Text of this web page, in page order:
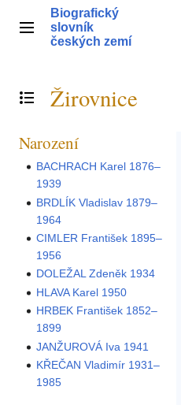
obsahHlavní menu
Biografický
slovník
českých zemí
Přepnout obsah
Žirovnice
Narození
BACHRACH Karel 1876–
1939
BRDLÍK Vladislav 1879–
1964
CIMLER František 1895–
1956
DOLEŽAL Zdeněk 1934
HLAVA Karel 1950
HRBEK František 1852–
1899
JANŽUROVÁ Iva 1941
KŘEČAN Vladimír 1931–
1985